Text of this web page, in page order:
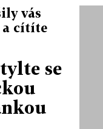
vás
a cítíte
se